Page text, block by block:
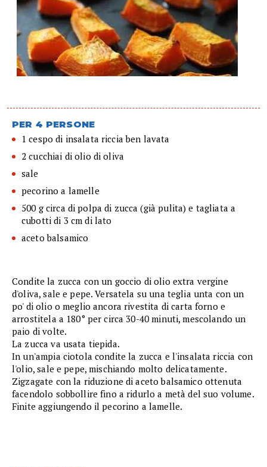
PER 4 PERSONE
1 cespo di insalata riccia ben lavata
2 cucchiai di olio di oliva
sale
pecorino a lamelle
500 g circa di polpa di zucca (già pulita) e tagliata a
cubotti di 3 cm di lato
aceto balsamico
Condite la zucca con un goccio di olio extra vergine
d'oliva, sale e pepe. Versatela su una teglia unta con un
po' di olio o meglio ancora rivestita di carta forno e
arrostitela a 180° per circa 30-40 minuti, mescolando un
paio di volte.
La zucca va usata tiepida.
In un'ampia ciotola condite la zucca e l'insalata riccia con
l'olio, sale e pepe, mischiando molto delicatamente.
Zigzagate con la riduzione di aceto balsamico ottenuta
facendolo sobbollire fino a ridurlo a metà del suo volume.
Finite aggiungendo il pecorino a lamelle.